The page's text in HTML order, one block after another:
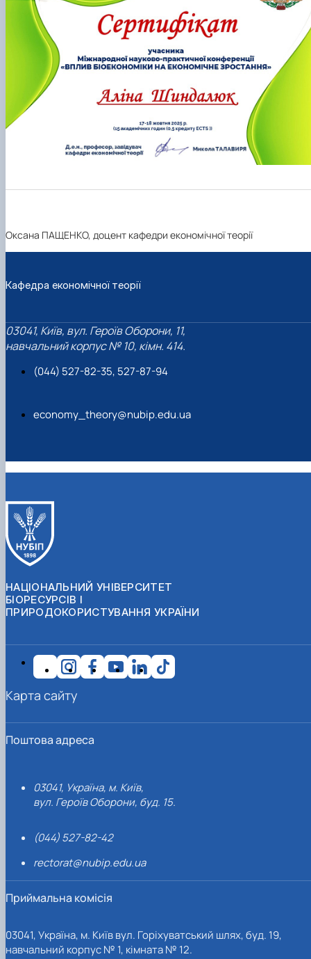
Оксана ПАЩЕНКО, доцент кафедри економічної теорії
Кафедра економічної теорії
03041, Київ, вул. Героїв Оборони, 11,
навчальний корпус № 10, кімн. 414.
(044) 527-82-35, 527-87-94
economy_theory@nubip.edu.ua
НАЦІОНАЛЬНИЙ УНІВЕРСИТЕТ
БІОРЕСУРСІВ І
ПРИРОДОКОРИСТУВАННЯ УКРАЇНИ
Поштова адреса
03041, Україна, м. Київ,
вул. Героїв Оборони, буд. 15.
(044) 527-82-42
rectorat@nubip.edu.ua
Приймальна комісія
03041, Україна, м. Київ вул. Горіхуватський шлях, буд. 19,
навчальний корпус № 1, кімната № 12.
Карта сайту